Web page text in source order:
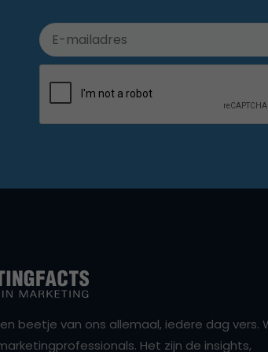
beetje van ons allemaal, iedere dag vers.
Het zijn de insights,